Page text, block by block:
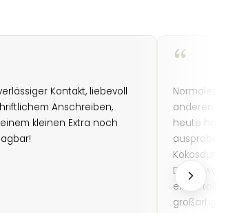
Kontakt, liebevoll
Anschreiben,
kleinen Extra noch
“
Normalerweise
anderen
heute habe ich
ausprobiert,
Kokosduft. Ich
Dame war
einen tollen
großartiger